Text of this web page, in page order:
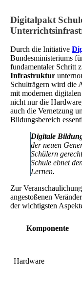
Digitalpakt
Durch die Initiative
Bundesministeriums
fundamentaler Schritt
Infrastruktur
Schulträgern wird die
mit modernen
nicht nur die
auch die Vernetzung
Bildungsbereich
Digitale
der neuen
Schülern
Schule ebnet
Lernen.
Zur
angestoßenen
der wichtigsten
Komponente
Hardware